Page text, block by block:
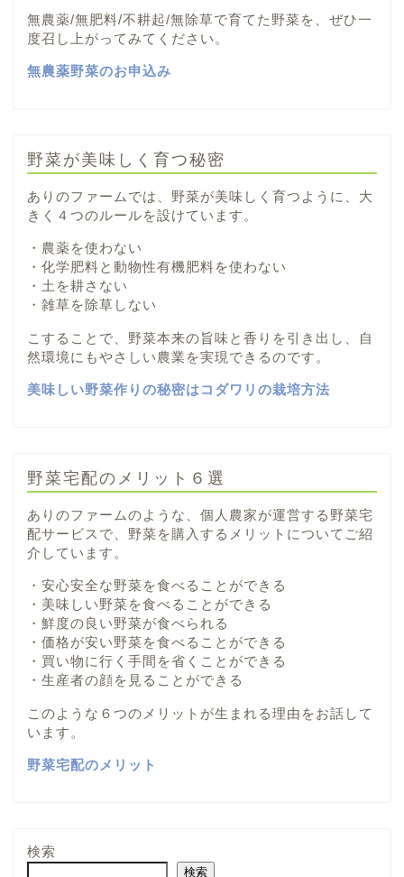
無農薬/無肥料/不耕起/無除草で育てた野菜を、ぜひ一
度召し上がってみてください。
無農薬野菜のお申込み
野菜が美味しく育つ秘密
ありのファームでは、野菜が美味しく育つように、大
きく４つのルールを設けています。
・農薬を使わない
・化学肥料と動物性有機肥料を使わない
・土を耕さない
・雑草を除草しない
こすることで、野菜本来の旨味と香りを引き出し、自
然環境にもやさしい農業を実現できるのです。
美味しい野菜作りの秘密はコダワリの栽培方法
野菜宅配のメリット６選
ありのファームのような、個人農家が運営する野菜宅
配サービスで、野菜を購入するメリットについてご紹
介しています。
・安心安全な野菜を食べることができる
・美味しい野菜を食べることができる
・鮮度の良い野菜が食べられる
・価格が安い野菜を食べることができる
・買い物に行く手間を省くことができる
・生産者の顔を見ることができる
このような６つのメリットが生まれる理由をお話して
います。
野菜宅配のメリット
検索
検索